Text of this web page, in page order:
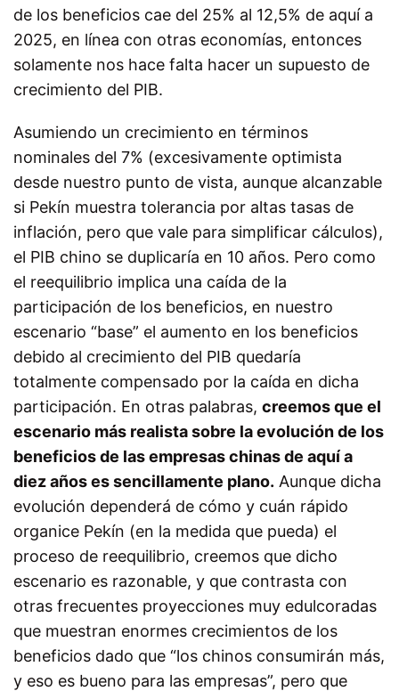
de los beneficios cae del 25% al 12,5% de aquí a
2025, en línea con otras economías, entonces
solamente nos hace falta hacer un supuesto de
crecimiento del PIB.
Asumiendo un crecimiento en términos
nominales del 7% (excesivamente optimista
desde nuestro punto de vista, aunque alcanzable
si Pekín muestra tolerancia por altas tasas de
inflación, pero que vale para simplificar cálculos),
el PIB chino se duplicaría en 10 años. Pero como
el reequilibrio implica una caída de la
participación de los beneficios, en nuestro
escenario “base” el aumento en los beneficios
debido al crecimiento del PIB quedaría
totalmente compensado por la caída en dicha
participación. En otras palabras, creemos que el
escenario más realista sobre la evolución de los
beneficios de las empresas chinas de aquí a
diez años es sencillamente plano. Aunque dicha
evolución dependerá de cómo y cuán rápido
organice Pekín (en la medida que pueda) el
proceso de reequilibrio, creemos que dicho
escenario es razonable, y que contrasta con
otras frecuentes proyecciones muy edulcoradas
que muestran enormes crecimientos de los
beneficios dado que “los chinos consumirán más,
y eso es bueno para las empresas”, pero que